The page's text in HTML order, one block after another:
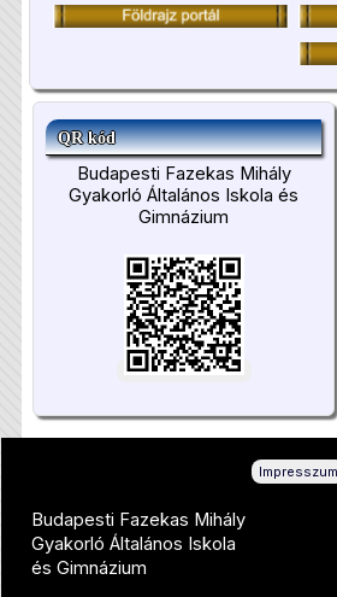
QR kód
Budapesti Fazekas Mihály
Gyakorló Általános Iskola és
Gimnázium
Impresszum
Budapesti Fazekas Mihály
Gyakorló Általános Iskola
és Gimnázium